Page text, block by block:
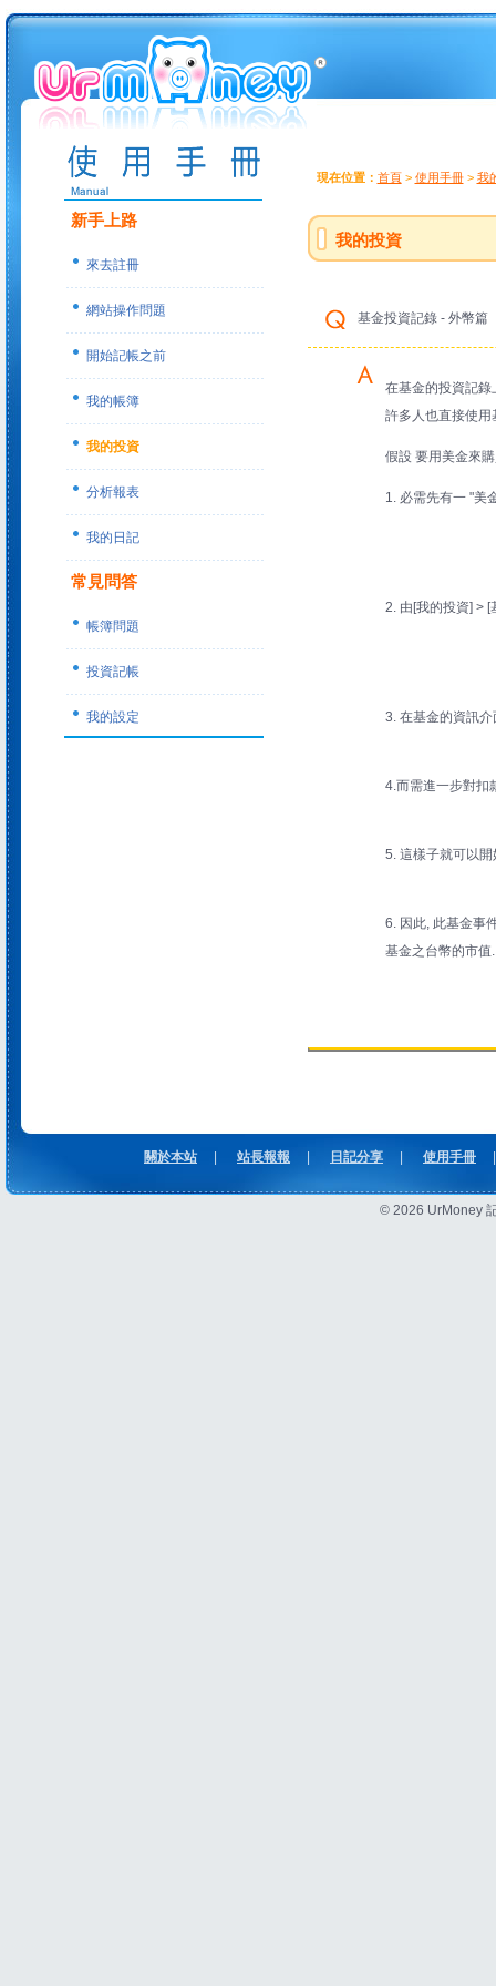
新手上路
來去註冊
網站操作問題
開始記帳之前
我的帳簿
我的投資
分析報表
我的日記
常見問答
帳簿問題
投資記帳
我的設定
現在位置： 首頁> 使用手冊> 我
我的投資
基金投資記錄 - 外幣篇
在基金的投資記錄
許多人也直接使用
假設 要用美金來
1. 必需先有一 "美
2. 由[我的投資] > [
3. 在基金的資訊
4.而需進一步對扣
5. 這樣子就可以
6. 因此, 此基金事
基金之台幣的市值.
關於本站 站長報報 日記分享 使用手冊
© 2026 UrMoney